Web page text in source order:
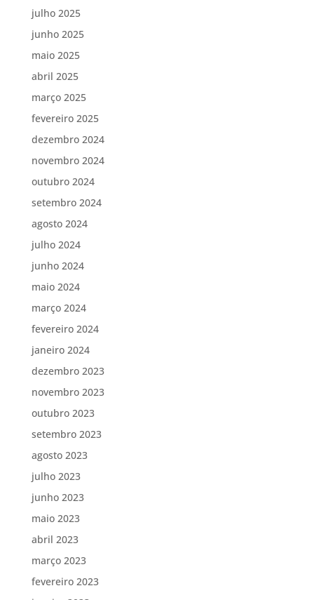
julho 2025
junho 2025
maio 2025
abril 2025
março 2025
fevereiro 2025
dezembro 2024
novembro 2024
outubro 2024
setembro 2024
agosto 2024
julho 2024
junho 2024
maio 2024
março 2024
fevereiro 2024
janeiro 2024
dezembro 2023
novembro 2023
outubro 2023
setembro 2023
agosto 2023
julho 2023
junho 2023
maio 2023
abril 2023
março 2023
fevereiro 2023